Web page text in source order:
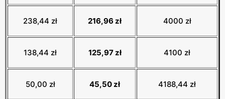
238,44 zł 216,96 zł 4000 zł
138,44 zł 125,97 zł 4100 zł
50,00 zł 45,50 zł 4188,44 zł